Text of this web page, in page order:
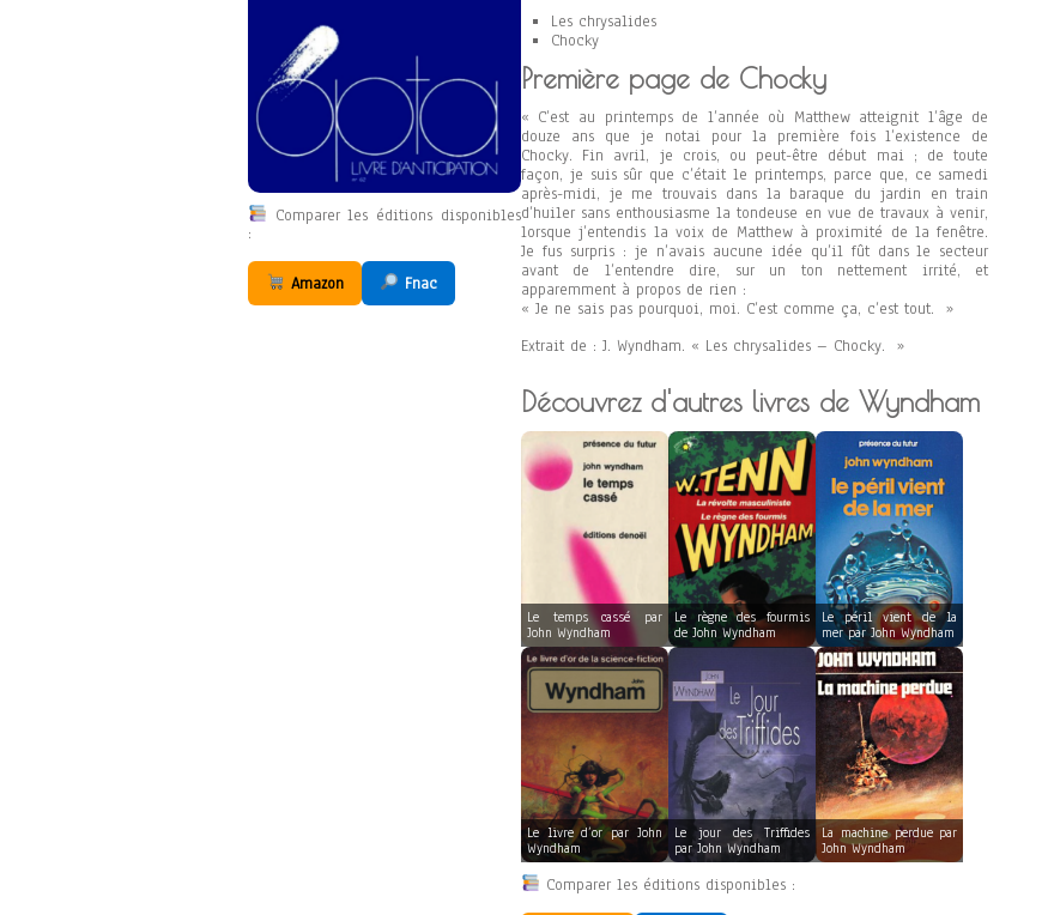
Comparer les éditions disponibles
:
Amazon Fnac
Les chrysalides
Chocky
Première page de Chocky
« C’est au printemps de l’année où Matthew atteignit l’âge de
douze ans que je notai pour la première fois l’existence de
Chocky. Fin avril, je crois, ou peut-être début mai ; de toute
façon, je suis sûr que c’était le printemps, parce que, ce samedi
après-midi, je me trouvais dans la baraque du jardin en train
d’huiler sans enthousiasme la tondeuse en vue de travaux à venir,
lorsque j’entendis la voix de Matthew à proximité de la fenêtre.
Je fus surpris : je n’avais aucune idée qu’il fût dans le secteur
avant de l’entendre dire, sur un ton nettement irrité, et
apparemment à propos de rien :
« Je ne sais pas pourquoi, moi. C’est comme ça, c’est tout. »
Extrait de : J. Wyndham. « Les chrysalides – Chocky. »
Découvrez d'autres livres de Wyndham
Le temps cassé par
John Wyndham
Le règne des fourmis
de John Wyndham
Le péril vient de la
mer par John Wyndham
Le livre d’or par John
Wyndham
Le jour des Triffides
par John Wyndham
La machine perdue par
John Wyndham
Comparer les éditions disponibles :